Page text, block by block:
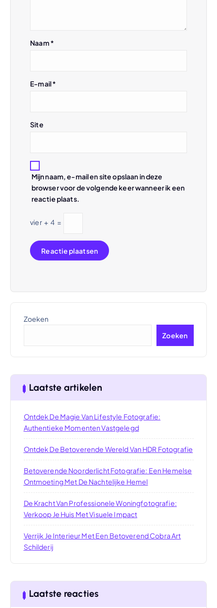
Naam*
E-mail*
Site
Mijn naam, e-mail en site opslaan in deze
browser voor de volgende keer wanneer ik een
reactie plaats.
vier + 4 =
Zoeken
Zoeken
Laatste artikelen
Ontdek De Magie Van Lifestyle Fotografie:
Authentieke Momenten Vastgelegd
Ontdek De Betoverende Wereld Van HDR Fotografie
Betoverende Noorderlicht Fotografie: Een Hemelse
Ontmoeting Met De Nachtelijke Hemel
De Kracht Van Professionele Woningfotografie:
Verkoop Je Huis Met Visuele Impact
Verrijk Je Interieur Met Een Betoverend Cobra Art
Schilderij
Laatste reacties